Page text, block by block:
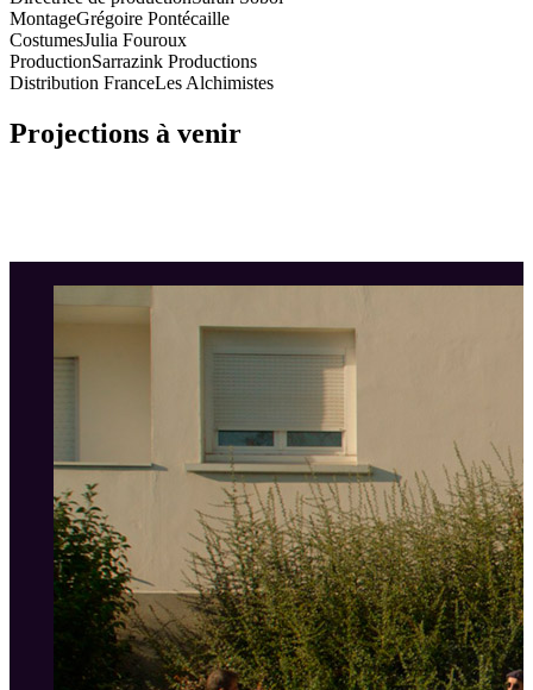
MontageGrégoire Pontécaille
CostumesJulia Fouroux
ProductionSarrazink Productions
Distribution FranceLes Alchimistes
Projections à venir